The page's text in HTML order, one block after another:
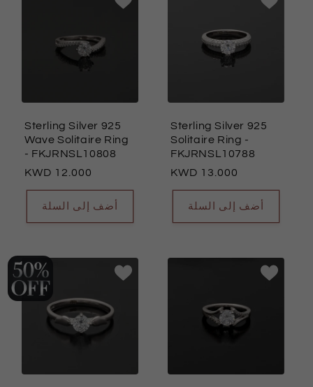
Sterling Silver 925
Wave Solitaire Ring
- FKJRNSL10808
السعر
العادي
12.000
أضف إلى السلة
Sterling Silver 925
Solitaire Ring -
FKJRNSL10788
السعر
العادي
13.000
أضف إلى السلة